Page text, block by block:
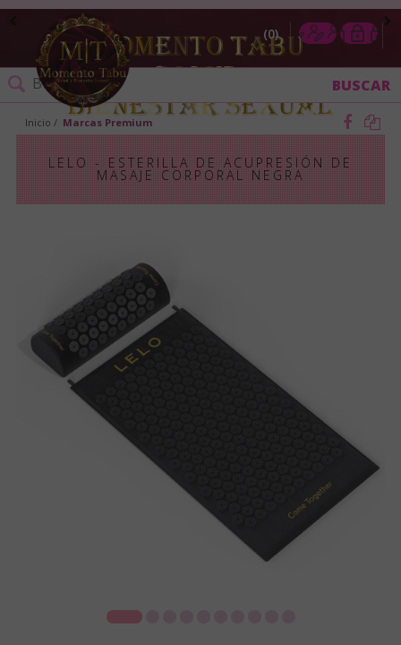
0
Inicio Marcas Premium
LELO - ESTERILLA DE ACUPRESIÓN DE
MASAJE CORPORAL NEGRA